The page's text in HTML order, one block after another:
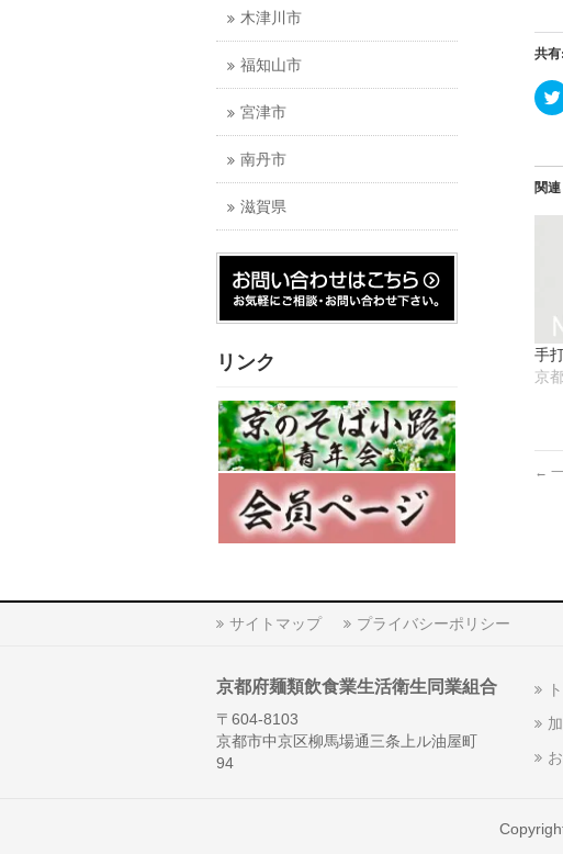
共有:
関連
手
京
←
木津川市
福知山市
宮津市
南丹市
滋賀県
リンク
サイトマップ プライバシーポリシー
京都府麺類飲食業生活衛生同業組合
〒604-8103
京都市中京区柳馬場通三条上ル油屋町
94